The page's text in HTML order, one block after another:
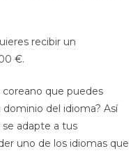
recibir un
€.
coreano que puedes
del idioma? Así
adapte a tus
uno de los idiomas que